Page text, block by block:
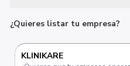
¿Quieres listar tu empresa?
KLINIKARE